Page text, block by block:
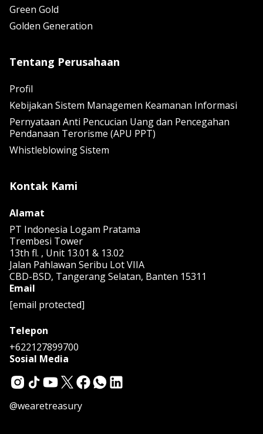
Green Gold
Golden Generation
Tentang Perusahaan
Profil
Kebijakan Sistem Managemen Keamanan Informasi
Pernyataan Anti Pencucian Uang dan Pencegahan
Pendanaan Terorisme (APU PPT)
Whistleblowing Sistem
Kontak Kami
Alamat
PT Indonesia Logam Pratama
Trembesi Tower
13th fl. , Unit 13.01 & 13.02
Jalan Pahlawan Seribu Lot VIIA
CBD-BSD, Tangerang Selatan, Banten 15311
Email
[email protected]
Telepon
+622127899700
Sosial Media
@wearetreasury